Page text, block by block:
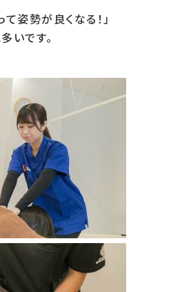
姿勢が良くなる！」
いです。